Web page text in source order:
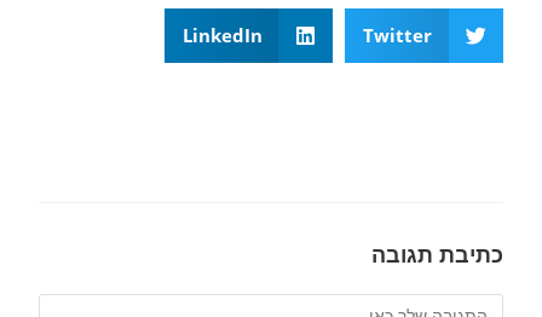
Twitter
LinkedIn
כתיבת תגובה